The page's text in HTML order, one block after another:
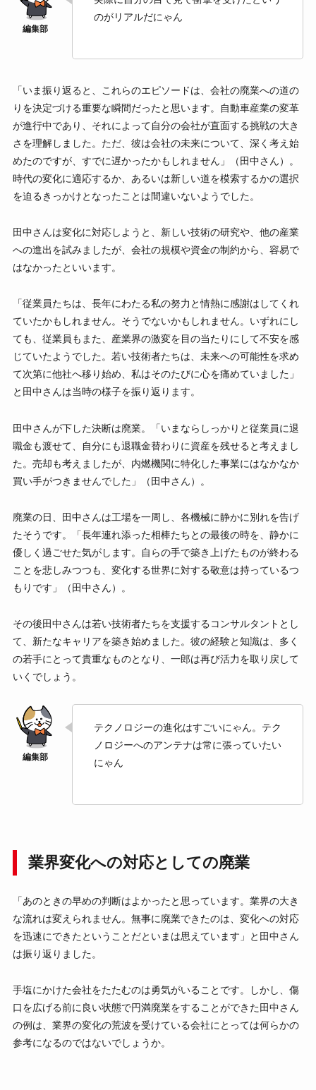
のがリアルだにゃん
「いま振り返ると、これらのエピソードは、会社の廃業への道の
りを決定づける重要な瞬間だったと思います。自動車産業の変革
が進行中であり、それによって自分の会社が直面する挑戦の大き
さを理解しました。ただ、彼は会社の未来について、深く考え始
めたのですが、すでに遅かったかもしれません」（田中さん）。
時代の変化に適応するか、あるいは新しい道を模索するかの選択
を迫るきっかけとなったことは間違いないようでした。
田中さんは変化に対応しようと、新しい技術の研究や、他の産業
への進出を試みましたが、会社の規模や資金の制約から、容易で
はなかったといいます。
「従業員たちは、長年にわたる私の努力と情熱に感謝はしてくれ
ていたかもしれません。そうでないかもしれません。いずれにし
ても、従業員もまた、産業界の激変を目の当たりにして不安を感
じていたようでした。若い技術者たちは、未来への可能性を求め
て次第に他社へ移り始め、私はそのたびに心を痛めていました」
と田中さんは当時の様子を振り返ります。
田中さんが下した決断は廃業。「いまならしっかりと従業員に退
職金も渡せて、自分にも退職金替わりに資産を残せると考えまし
た。売却も考えましたが、内燃機関に特化した事業にはなかなか
買い手がつきませんでした」（田中さん）。
廃業の日、田中さんは工場を一周し、各機械に静かに別れを告げ
たそうです。「長年連れ添った相棒たちとの最後の時を、静かに
優しく過ごせた気がします。自らの手で築き上げたものが終わる
ことを悲しみつつも、変化する世界に対する敬意は持っているつ
もりです」（田中さん）。
その後田中さんは若い技術者たちを支援するコンサルタントとし
て、新たなキャリアを築き始めました。彼の経験と知識は、多く
の若手にとって貴重なものとなり、一郎は再び活力を取り戻して
いくでしょう。
テクノロジーの進化はすごいにゃん。テク
ノロジーへのアンテナは常に張っていたい
にゃん
業界変化への対応としての廃業
「あのときの早めの判断はよかったと思っています。業界の大き
な流れは変えられません。無事に廃業できたのは、変化への対応
を迅速にできたということだといまは思えています」と田中さん
は振り返りました。
手塩にかけた会社をたたむのは勇気がいることです。しかし、傷
口を広げる前に良い状態で円満廃業をすることができた田中さん
の例は、業界の変化の荒波を受けている会社にとっては何らかの
参考になるのではないでしょうか。